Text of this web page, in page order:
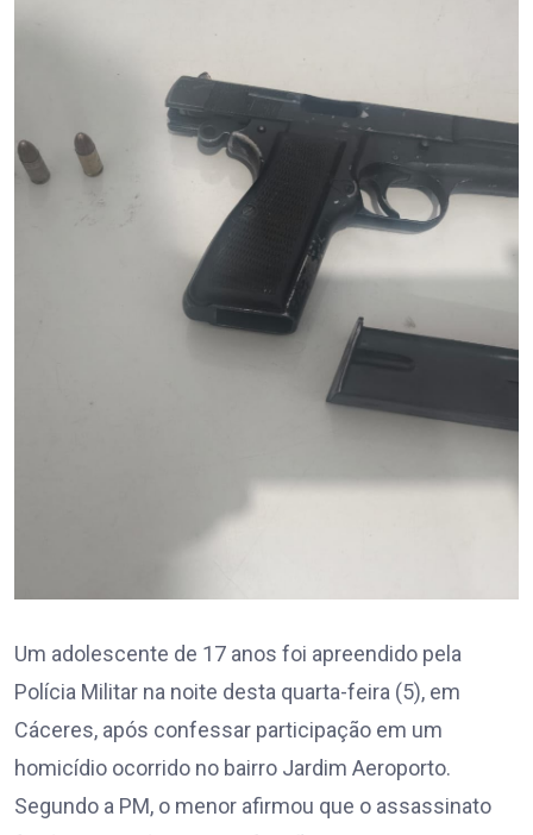
Um adolescente de 17 anos foi apreendido pela
Polícia Militar na noite desta quarta-feira (5), em
Cáceres, após confessar participação em um
homicídio ocorrido no bairro Jardim Aeroporto.
Segundo a PM, o menor afirmou que o assassinato